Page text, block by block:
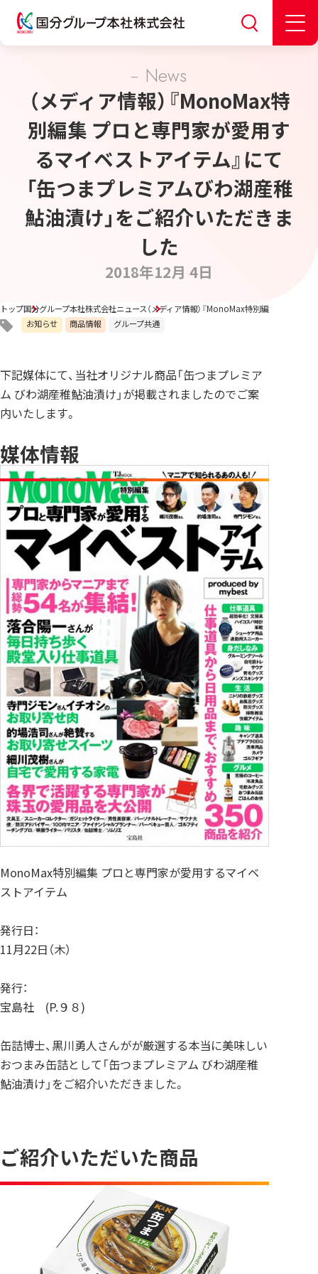
News
（メディア情報）『MonoMax特
別編集 プロと専門家が愛用す
るマイベストアイテム』にて
「缶つまプレミアムびわ湖産稚
鮎油漬け」をご紹介いただきま
した
2018年12月 4日
トップ国分グループ本社株式会社ニュース（メディア情報）『MonoMax特別編集 プロと専
お知らせ
商品情報 グループ共通
下記媒体にて、当社オリジナル商品「缶つまプレミア
ム びわ湖産稚鮎油漬け」が掲載されましたのでご案
内いたします。
媒体情報
MonoMax特別編集 プロと専門家が愛用するマイベ
ストアイテム
発行日：
11月22日（木）
発行：
宝島社 (P.９８)
缶詰博士、黒川勇人さんがが厳選する本当に美味しい
おつまみ缶詰として「缶つまプレミアム びわ湖産稚
鮎油漬け」をご紹介いただきました。
ご紹介いただいた商品